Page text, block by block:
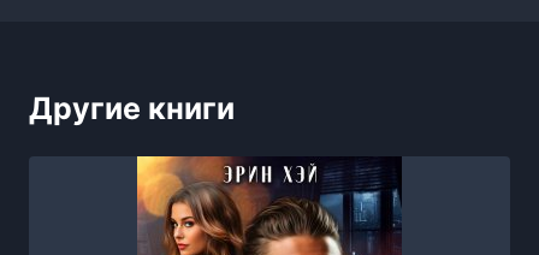
Другие книги